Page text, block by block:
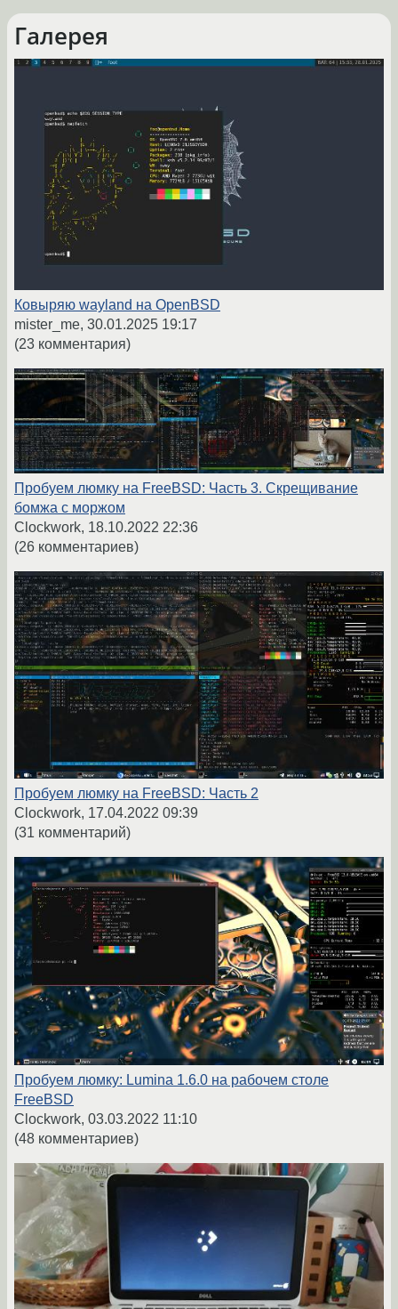
Галерея
Ковыряю wayland на OpenBSD
mister_me, 30.01.2025 19:17
(23 комментария)
Пробуем люмку на FreeBSD: Часть 3. Скрещивание
бомжа с моржом
Clockwork, 18.10.2022 22:36
(26 комментариев)
Пробуем люмку на FreeBSD: Часть 2
Clockwork, 17.04.2022 09:39
(31 комментарий)
Пробуем люмку: Lumina 1.6.0 на рабочем столе
FreeBSD
Clockwork, 03.03.2022 11:10
(48 комментариев)